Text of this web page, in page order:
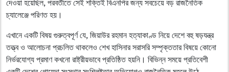
চ্যালেঞ্জে পরিণত হয়।
এখানে একটি বিষয় গুরুত্বপূর্ণ যে, জিয়াউর রহমান হত্যাকাণ্ড নিয়ে দেশে বহু ষড়যন্ত্র
তত্ত্ব ও আলোচনা প্রচলিত থাকলেও শেখ হাসিনার সরাসরি সম্পৃক্ততার বিষয়ে কোনো
নির্ভরযোগ্য প্রমাণ কখনো রাষ্ট্রীয়ভাবে প্রতিষ্ঠিত হয়নি। বিভিন্ন সময়ে প্রতিবেশী